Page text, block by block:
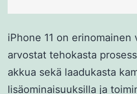
iPhone 11 on erinomainen
arvostat tehokasta
akkua sekä laadukasta
lisäominaisuuksilla ja